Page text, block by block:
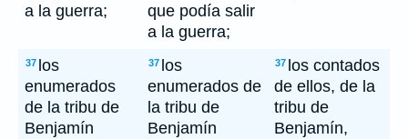
a la guerra;
que podía salir
a la guerra;
37 los
enumerados
de la tribu de
Benjamín
37 los
enumerados de
la tribu de
Benjamín
37 los contados
de ellos, de la
tribu de
Benjamín,